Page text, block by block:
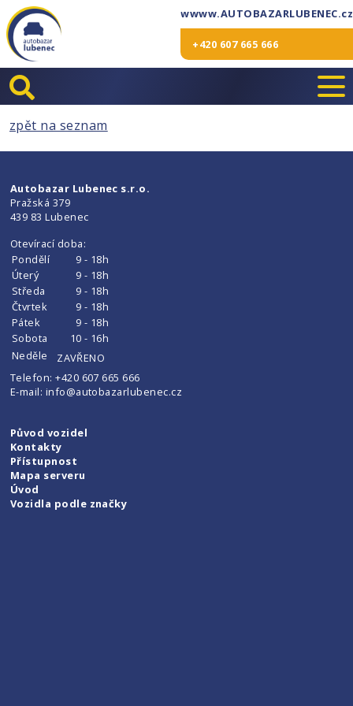
wwww.AUTOBAZARLUBENEC.cz
+420 607 665 666
zpět na seznam
Autobazar Lubenec s.r.o.
Pražská 379
439 83 Lubenec
Otevírací doba:
Pondělí
9 - 18h
Úterý
9 - 18h
Středa
9 - 18h
Čtvrtek
9 - 18h
Pátek
9 - 18h
Sobota
10 - 16h
Neděle
ZAVŘENO
Telefon:+420 607 665 666
E-mail: info@autobazarlubenec.cz
Původ vozidel
Kontakty
Přístupnost
Mapa serveru
Úvod
Vozidla podle značky